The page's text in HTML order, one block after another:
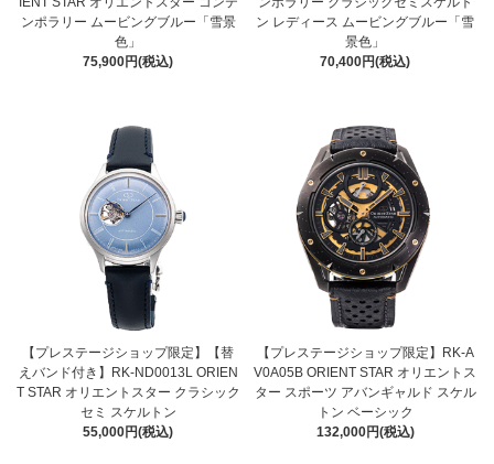
ンポラリー ムービングブルー「雪景
色」
75,900円(税込)
ン レディース ムービングブルー「雪
景色」
70,400円(税込)
【プレステージショップ限定】【替
えバンド付き】RK-ND0013L ORIEN
T STAR オリエントスター クラシック
セミ スケルトン
55,000円(税込)
【プレステージショップ限定】RK-A
V0A05B ORIENT STAR オリエントス
ター スポーツ アバンギャルド スケル
トン ベーシック
132,000円(税込)